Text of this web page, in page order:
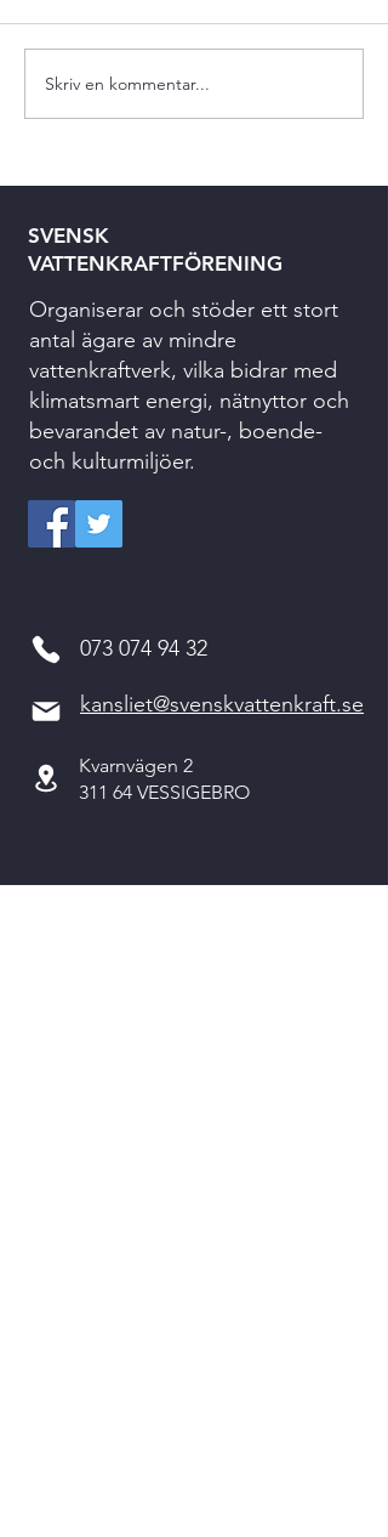
Skriv en kommentar...
SVENSK
VATTENKRAFTFÖRENING
Organiserar och stöder ett stort
antal ägare av mindre
vattenkraftverk, vilka bidrar med
klimatsmart energi, nätnyttor och
bevarandet av natur-, boende-
och kulturmiljöer.
073 074 94 32
kansliet@svenskvattenkraft.se
Kvarnvägen 2
311 64 VESSIGEBRO